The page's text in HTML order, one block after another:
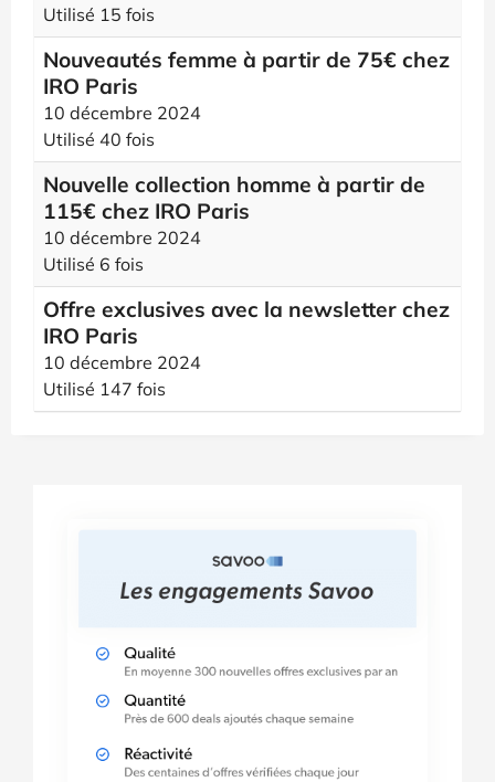
Utilisé 15 fois
Nouveautés femme à partir de 75€ chez
IRO Paris
10 décembre 2024
Utilisé 40 fois
Nouvelle collection homme à partir de
115€ chez IRO Paris
10 décembre 2024
Utilisé 6 fois
Offre exclusives avec la newsletter chez
IRO Paris
10 décembre 2024
Utilisé 147 fois